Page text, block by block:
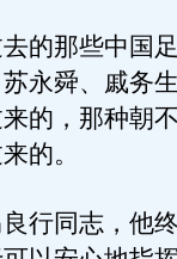
那些中国足
永舜、戚务
的，那种朝
的。
同志，他终